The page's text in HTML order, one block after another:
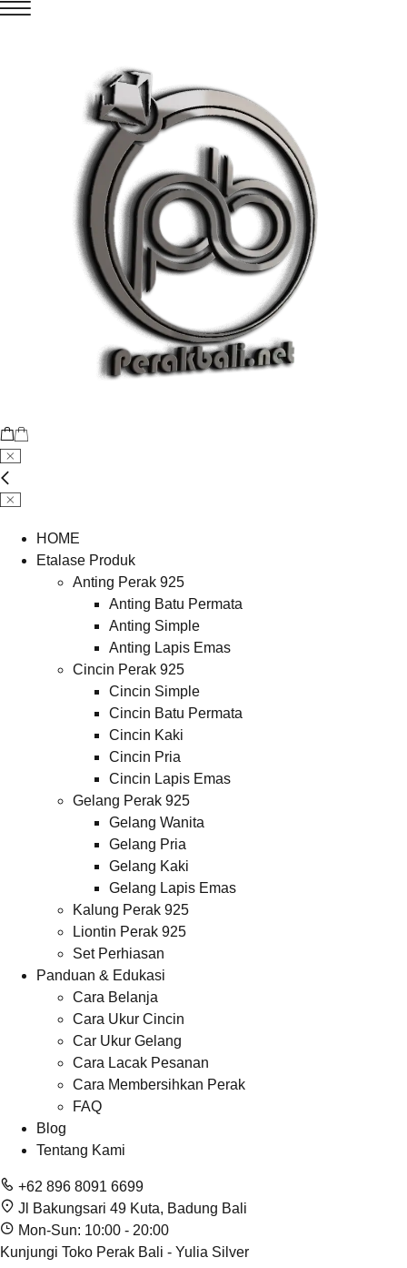
HOME
Etalase Produk
Anting Perak 925
Anting Batu Permata
Anting Simple
Anting Lapis Emas
Cincin Perak 925
Cincin Simple
Cincin Batu Permata
Cincin Kaki
Cincin Pria
Cincin Lapis Emas
Gelang Perak 925
Gelang Wanita
Gelang Pria
Gelang Kaki
Gelang Lapis Emas
Kalung Perak 925
Liontin Perak 925
Set Perhiasan
Panduan & Edukasi
Cara Belanja
Cara Ukur Cincin
Car Ukur Gelang
Cara Lacak Pesanan
Cara Membersihkan Perak
FAQ
Blog
Tentang Kami
+62 896 8091 6699
Jl Bakungsari 49 Kuta, Badung Bali
Mon-Sun: 10:00 - 20:00
Kunjungi Toko Perak Bali - Yulia Silver